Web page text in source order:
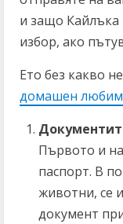
и защо Кайлъка
избор, ако
Ето без какво
домашен
Първото и
паспорт. В
животни, се
документ